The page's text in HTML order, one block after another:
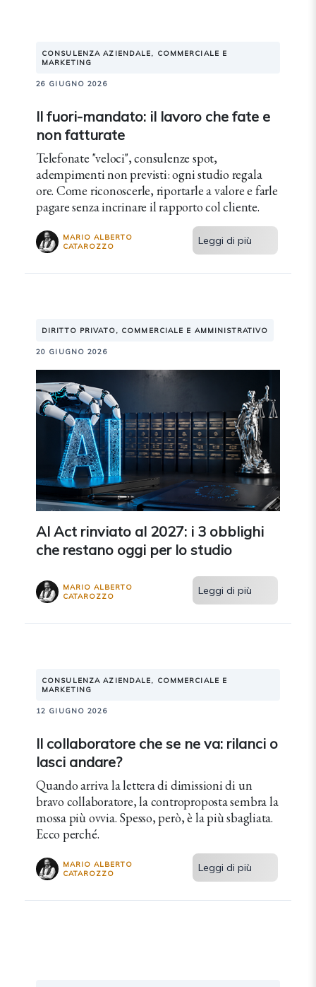
CONSULENZA AZIENDALE, COMMERCIALE E
MARKETING
26 GIUGNO 2026
Il fuori-mandato: il lavoro che fate e
non fatturate
Telefonate "veloci", consulenze spot,
adempimenti non previsti: ogni studio regala
ore. Come riconoscerle, riportarle a valore e farle
pagare senza incrinare il rapporto col cliente.
MARIO ALBERTO
CATAROZZO
Leggi di più
DIRITTO PRIVATO, COMMERCIALE E AMMINISTRATIVO
20 GIUGNO 2026
AI Act rinviato al 2027: i 3 obblighi
che restano oggi per lo studio
MARIO ALBERTO
CATAROZZO
Leggi di più
CONSULENZA AZIENDALE, COMMERCIALE E
MARKETING
12 GIUGNO 2026
Il collaboratore che se ne va: rilanci o
lasci andare?
Quando arriva la lettera di dimissioni di un
bravo collaboratore, la controproposta sembra la
mossa più ovvia. Spesso, però, è la più sbagliata.
Ecco perché.
MARIO ALBERTO
CATAROZZO
Leggi di più